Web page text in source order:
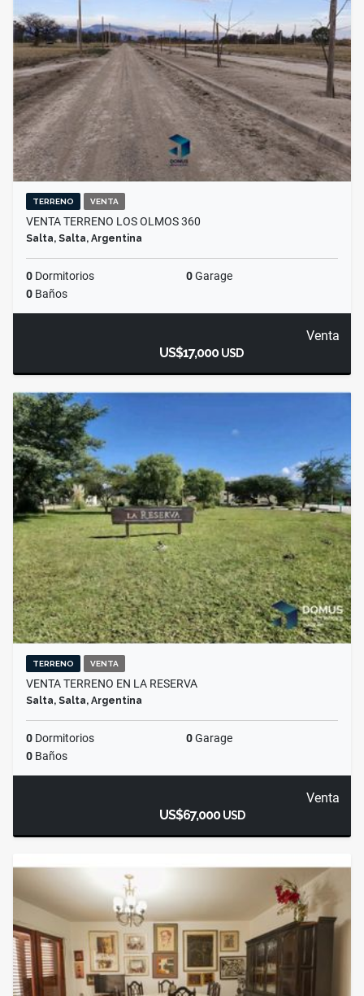
TERRENO VENTA
VENTA TERRENO LOS OLMOS 360
Salta, Salta, Argentina
0 Dormitorios 0Garage
0 Baños
Venta
US$17,000USD
TERRENO VENTA
VENTA TERRENO EN LA RESERVA
Salta, Salta, Argentina
0 Dormitorios 0Garage
0 Baños
Venta
US$67,000USD